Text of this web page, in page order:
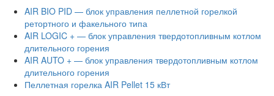
AIR BIO PID — блок управления пеллетной горелкой
ретортного и факельного типа
AIR LOGIC + — блок управления твердотопливным котлом
длительного горения
AIR AUTO + — блок управления твердотопливным котлом
длительного горения
Пеллетная горелка AIR Pellet 15 кВт